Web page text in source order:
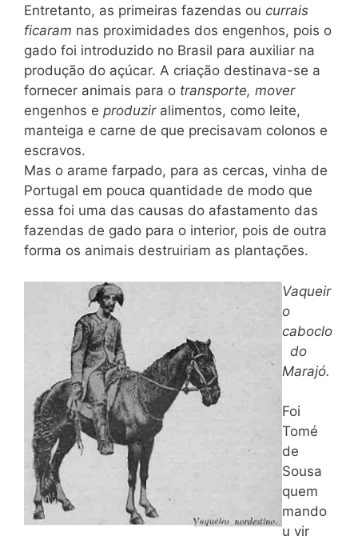
Entretanto, as primeiras fazendas ou currais
ficaram nas proximidades dos engenhos, pois o
gado foi introduzido no Brasil para auxiliar na
produção do açúcar. A criação destinava-se a
fornecer animais para o transporte, mover
engenhos e produzir alimentos, como leite,
manteiga e carne de que precisavam colonos e
escravos.
Mas o arame farpado, para as cercas, vinha de
Portugal em pouca quantidade de modo que
essa foi uma das causas do afastamento das
fazendas de gado para o interior, pois de outra
forma os animais destruiriam as plantações.
Vaqueir
o
caboclo
do
Marajó.
Foi
Tomé
de
Sousa
quem
mando
u vir